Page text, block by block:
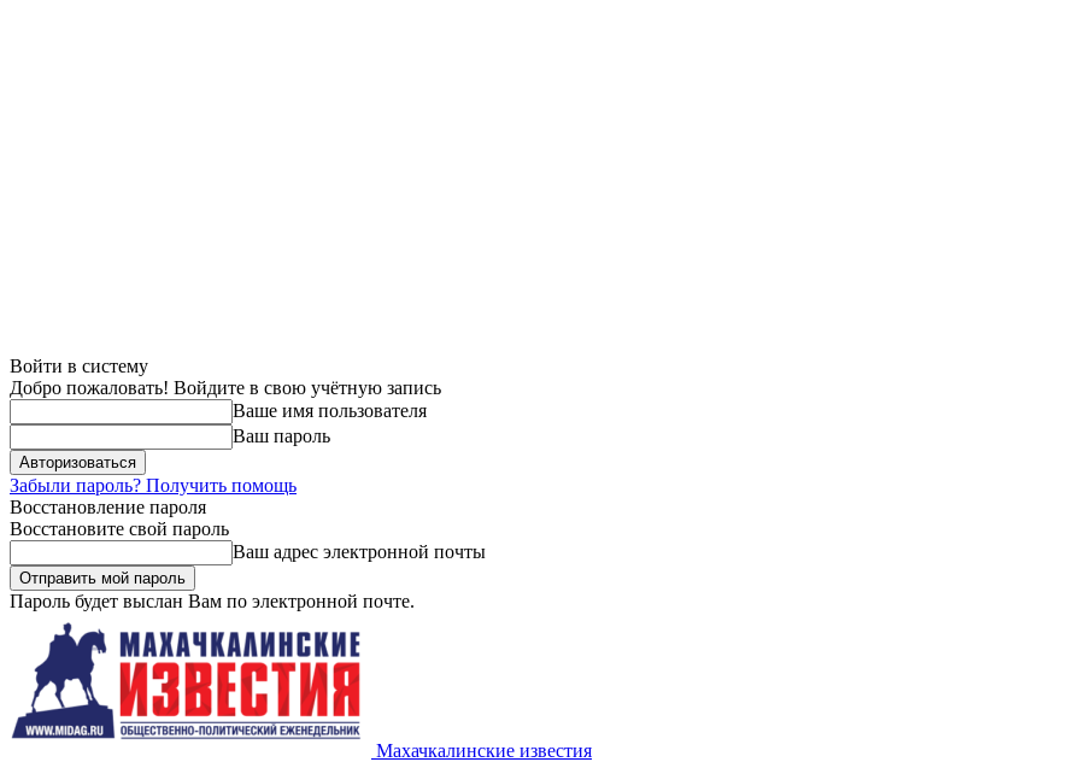
Войти в систему
Добро пожаловать! Войдите в свою учётную запись
Ваше имя пользователя
Ваш пароль
Забыли пароль? Получить помощь
Восстановление пароля
Восстановите свой пароль
Ваш адрес электронной почты
Пароль будет выслан Вам по электронной почте.
Махачкалинские известия